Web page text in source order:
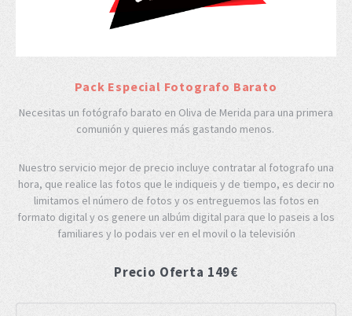
Pack Especial Fotografo Barato
Necesitas un fotógrafo barato en Oliva de Merida para una primera
comunión y quieres más gastando menos.
Nuestro servicio mejor de precio incluye contratar al fotografo una
hora, que realice las fotos que le indiqueis y de tiempo, es decir no
limitamos el número de fotos y os entreguemos las fotos en
formato digital y os genere un albúm digital para que lo paseis a los
familiares y lo podais ver en el movil o la televisión
Precio Oferta 149€